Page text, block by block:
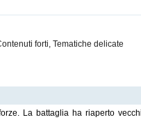
forti, Tematiche delicate
La battaglia ha riaperto